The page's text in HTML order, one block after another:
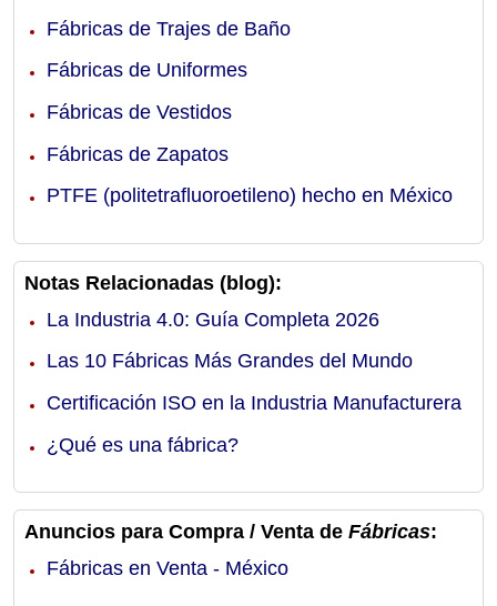
Fábricas de Trajes de Baño
Fábricas de Uniformes
Fábricas de Vestidos
Fábricas de Zapatos
PTFE (politetrafluoroetileno) hecho en México
Notas Relacionadas (blog):
La Industria 4.0: Guía Completa 2026
Las 10 Fábricas Más Grandes del Mundo
Certificación ISO en la Industria Manufacturera
¿Qué es una fábrica?
Anuncios para Compra / Venta de Fábricas:
Fábricas en Venta - México